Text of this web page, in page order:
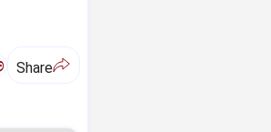
Share